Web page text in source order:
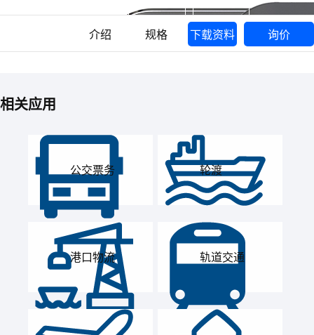
介绍 规格 下载资料 询价
相关应用
公交票务 轮渡
港口物流 轨道交通